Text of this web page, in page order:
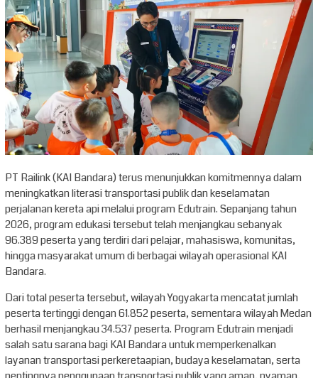
PT Railink (KAI Bandara) terus menunjukkan komitmennya dalam
meningkatkan literasi transportasi publik dan keselamatan
perjalanan kereta api melalui program Edutrain. Sepanjang tahun
2026, program edukasi tersebut telah menjangkau sebanyak
96.389 peserta yang terdiri dari pelajar, mahasiswa, komunitas,
hingga masyarakat umum di berbagai wilayah operasional KAI
Bandara.
Dari total peserta tersebut, wilayah Yogyakarta mencatat jumlah
peserta tertinggi dengan 61.852 peserta, sementara wilayah Medan
berhasil menjangkau 34.537 peserta. Program Edutrain menjadi
salah satu sarana bagi KAI Bandara untuk memperkenalkan
layanan transportasi perkeretaapian, budaya keselamatan, serta